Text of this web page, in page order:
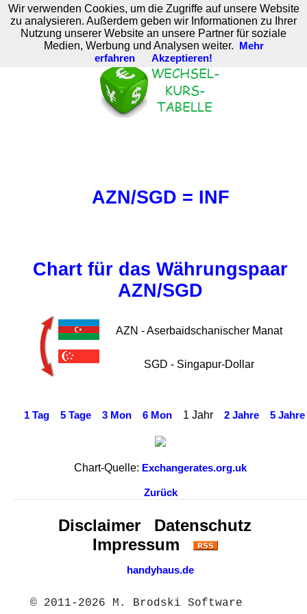
M. Brodski Software
AZN/SGD = INF
Chart für das Währungspaar
AZN/SGD
AZN - Aserbaidschanischer Manat
SGD - Singapur-Dollar
1 Tag 5 Tage 3 Mon 6 Mon 1 Jahr 2 Jahre 5 Jahre
Chart-Quelle: Exchangerates.org.uk
Zurück
Disclaimer
Datenschutz
Impressum
handyhaus.de
© 2011-2026 M. Brodski Software
Wir verwenden Cookies, um die Zugriffe auf unsere Website
zu analysieren. Außerdem geben wir Informationen zu Ihrer
Nutzung unserer Website an unsere Partner für soziale
Medien, Werbung und Analysen weiter.
Mehr
erfahren
Akzeptieren!